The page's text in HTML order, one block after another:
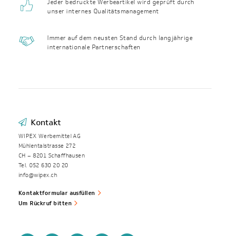
unser internes Qualitäts­management
Immer auf dem neusten Stand durch langjährige
internationale Partnerschaften
Kontakt
WIPEX Werbemittel AG
Mühlentalstrasse 272
CH – 8201 Schaffhausen
Tel. 052 630 20 20
info@wipex.ch
Kontaktformular ausfüllen
Um Rückruf bitten